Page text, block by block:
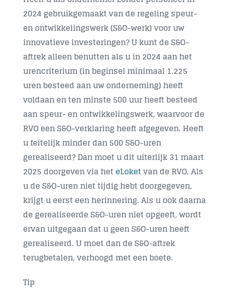
Contact
2024 gebruikgemaakt van de regeling speur-
en ontwikkelingswerk (S&O-werk) voor uw
innovatieve investeringen? U kunt de S&O-
aftrek alleen benutten als u in 2024 aan het
urencriterium (in beginsel minimaal 1.225
uren besteed aan uw onderneming) heeft
voldaan en ten minste 500 uur heeft besteed
aan speur- en ontwikkelingswerk, waarvoor de
RVO een S&O-verklaring heeft afgegeven. Heeft
u feitelijk minder dan 500 S&O-uren
gerealiseerd? Dan moet u dit uiterlijk31 maart
2025doorgeven via heteLoketvan de RVO. Als
u de S&O-uren niet tijdig hebt doorgegeven,
krijgt u eerst een herinnering. Als u ook daarna
de gerealiseerde S&O-uren niet opgeeft, wordt
ervan uitgegaan dat u geen S&O-uren heeft
gerealiseerd. U moet dan de S&O-aftrek
terugbetalen, verhoogd met een boete.
Tip